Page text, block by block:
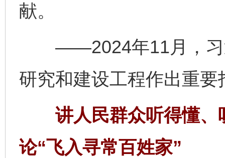
献。
——2024年11月，习
研究和建设工程作出重要
讲人民群众听得懂、
论“飞入寻常百姓家”